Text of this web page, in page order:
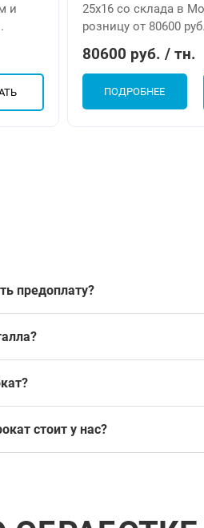
и
25х16 со склада в
розницу от 80600
80600 руб. / тн.
ПОДРОБНЕЕ
предоплату?
стоит у нас?